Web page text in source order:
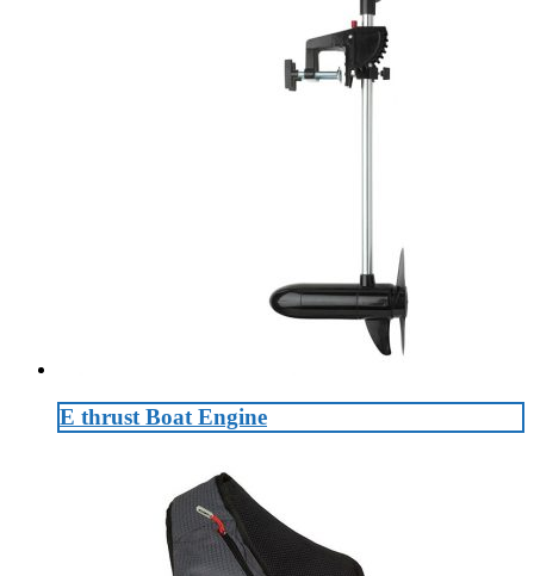
E thrust Boat Engine